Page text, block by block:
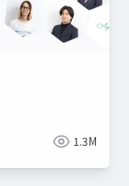
1.3M